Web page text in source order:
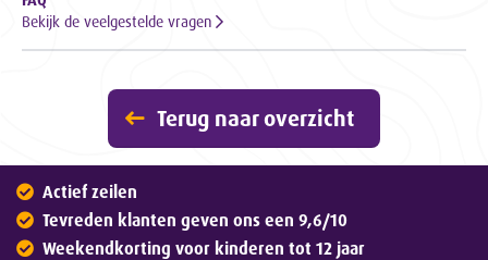
Bekijk de veelgestelde vragen
Terug naar overzicht
Actief zeilen
Tevreden klanten geven ons een 9,6/10
Weekendkorting voor kinderen tot 12 jaar